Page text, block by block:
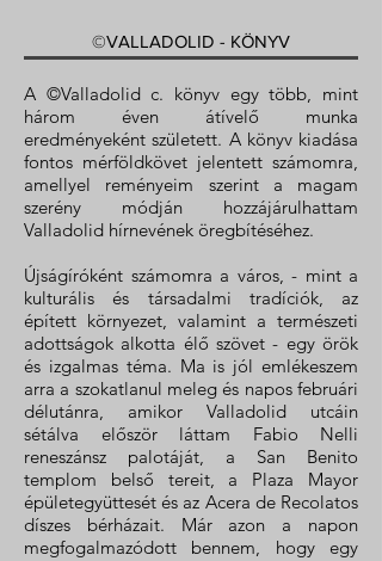
©VALLADOLID - KÖNYV
A ©Valladolid c. könyv egy több, mint
három éven átívelő munka
eredményeként született. A könyv kiadása
fontos mérföldkövet jelentett számomra,
amellyel reményeim szerint a magam
szerény módján hozzájárulhattam
Valladolid hírnevének öregbítéséhez.
Újságíróként számomra a város, - mint a
kulturális és társadalmi tradíciók, az
épített környezet, valamint a természeti
adottságok alkotta élő szövet - egy örök
és izgalmas téma. Ma is jól emlékeszem
arra a szokatlanul meleg és napos februári
délutánra, amikor Valladolid utcáin
sétálva először láttam Fabio Nelli
reneszánsz palotáját, a San Benito
templom belső tereit, a Plaza Mayor
épületegyüttesét és az Acera de Recolatos
díszes bérházait. Már azon a napon
megfogalmazódott bennem, hogy egy